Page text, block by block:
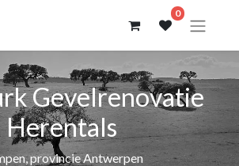
0
Gevelrenovatie
Herentals
provincie Antwerpen